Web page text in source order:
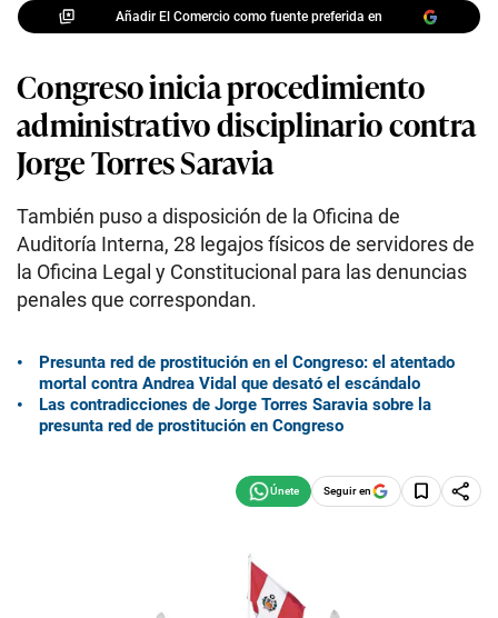
Añadir El Comercio como fuente preferida en
Congreso inicia procedimiento
administrativo disciplinario contra
Jorge Torres Saravia
También puso a disposición de la Oficina de
Auditoría Interna, 28 legajos físicos de servidores de
la Oficina Legal y Constitucional para las denuncias
penales que correspondan.
Presunta red de prostitución en el Congreso: el atentado
mortal contra Andrea Vidal que desató el escándalo
Las contradicciones de Jorge Torres Saravia sobre la
presunta red de prostitución en Congreso
Seguir en